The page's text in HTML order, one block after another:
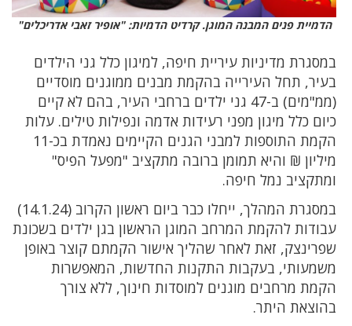
הדמיית פנים המבנה המוגן. קרדיט הדמיות: "אופיר זאבי אדריכלים"
במסגרת מדיניות עיריית חיפה, למיגון כלל גני הילדים
בעיר, תחל העירייה בהקמת מבנים ממוגנים מוסדיים
(ממ"מים) ב-47 גני ילדים ברחבי העיר, בהם לא קיים
כיום כלל מיגון מפני רעידות אדמה ונפילות טילים. עלות
הקמת התוספות למבני הגנים הקיימים נאמדת בכ-11
מיליון ₪ והיא תמומן ברובה מתקציב "מפעל הפיס"
ומתקציב נמל חיפה.
במסגרת המהלך, ייחלו כבר ביום ראשון הקרוב (14.1.24)
עבודות להקמת המרחב המוגן הראשון בגן ילדים בשכונת
שפרינצק, זאת לאחר שהליך אישור הקמתם קוצר באופן
משמעותי, בעקבות התקנות החדשות, המאפשרות
הקמת מרחבים מוגנים למוסדות חינוך, ללא צורך
בהוצאת היתר.